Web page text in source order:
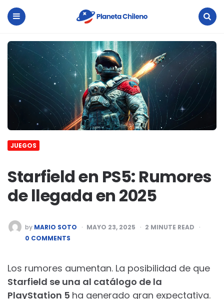
Planeta
Chileno
JUEGOS
Starfield en PS5: Rumores
de llegada en 2025
POSTED
BY
by MARIO SOTO MAYO 23, 2025 2 MINUTE READ
0 COMMENTS
Los rumores aumentan. La posibilidad de que
Starfield se una al catálogo de la
PlayStation 5 ha generado gran expectativa.